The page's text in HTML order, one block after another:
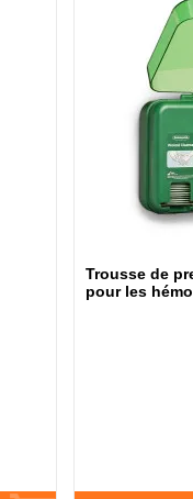
Trousse de
pour les